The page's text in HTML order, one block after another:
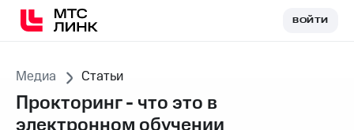
ВОЙТИВОЙТИ
Медиа Статьи
Прокторинг - что это в